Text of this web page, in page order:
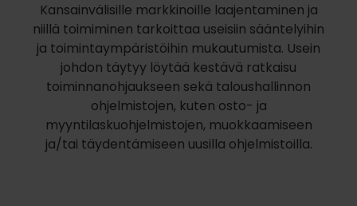
Kansainvälisille markkinoille laajentaminen ja
niillä toimiminen tarkoittaa useisiin sääntelyihin
ja toimintaympäristöihin mukautumista. Usein
johdon täytyy löytää kestävä ratkaisu
toiminnanohjaukseen sekä taloushallinnon
ohjelmistojen, kuten osto- ja
myyntilaskuohjelmistojen, muokkaamiseen
ja/tai täydentämiseen uusilla ohjelmistoilla.